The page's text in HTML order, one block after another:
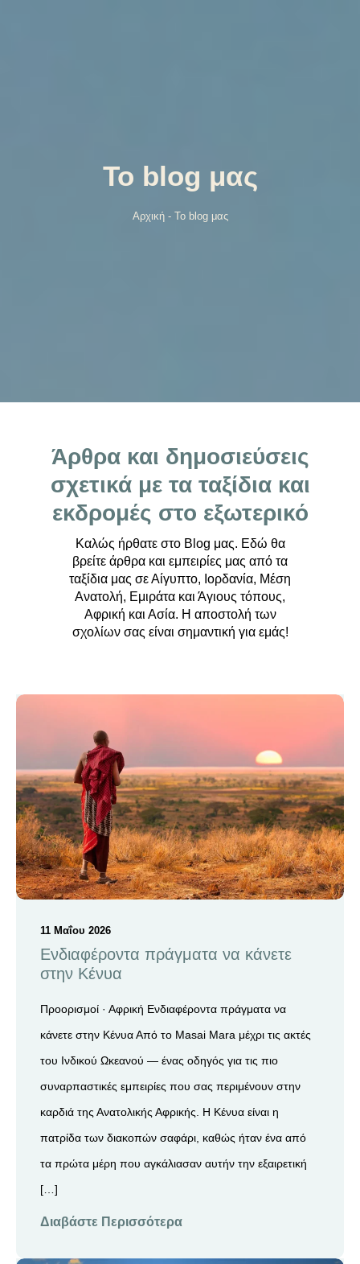
Το blog μας
Αρχική- Το blog μας
Άρθρα και δημοσιεύσεις
σχετικά με τα ταξίδια και
εκδρομές στο εξωτερικό
Καλώς ήρθατε στο Blog μας. Εδώ θα
βρείτε άρθρα και εμπειρίες μας από τα
ταξίδια μας σε Αίγυπτο, Ιορδανία, Μέση
Ανατολή, Εμιράτα και Άγιους τόπους,
Αφρική και Ασία. Η αποστολή των
σχολίων σας είναι σημαντική για εμάς!
11 Μαΐου 2026
Ενδιαφέροντα πράγματα να κάνετε
στην Κένυα
Προορισμοί · Αφρική Ενδιαφέροντα πράγματα να
κάνετε στην Κένυα Από το Masai Mara μέχρι τις ακτές
του Ινδικού Ωκεανού — ένας οδηγός για τις πιο
συναρπαστικές εμπειρίες που σας περιμένουν στην
καρδιά της Ανατολικής Αφρικής. Η Κένυα είναι η
πατρίδα των διακοπών σαφάρι, καθώς ήταν ένα από
τα πρώτα μέρη που αγκάλιασαν αυτήν την εξαιρετική
[…]
Διαβάστε Περισσότερα